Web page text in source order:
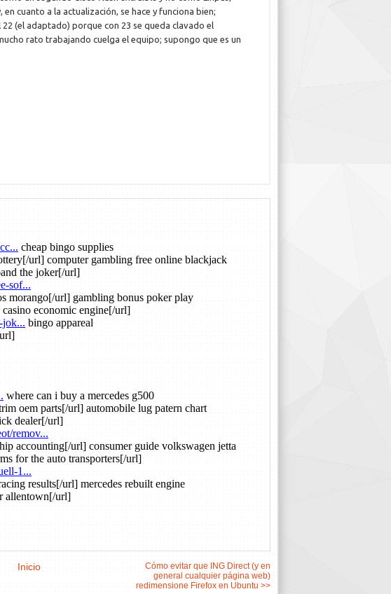
cuanto a la actualización, se hace y funciona bien;
(el adaptado) porque con 23 se queda clavado el
rato trabajando cuelga el equipo; supongo que es un
Cómo evitar que ING Direct (y en
general cualquier página web)
redimensione Firefox en Ubuntu >>
Inicio